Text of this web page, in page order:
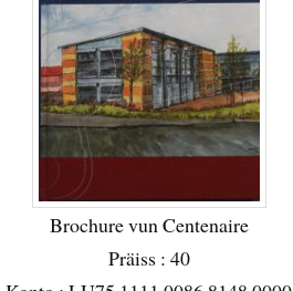
Brochure vun Centenaire
Präiss : 40